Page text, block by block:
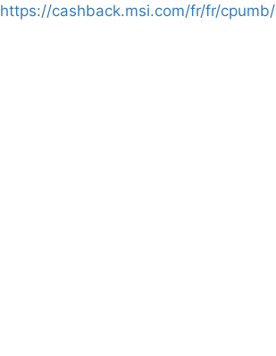
https://cashback.msi.com/fr/fr/cpumb/